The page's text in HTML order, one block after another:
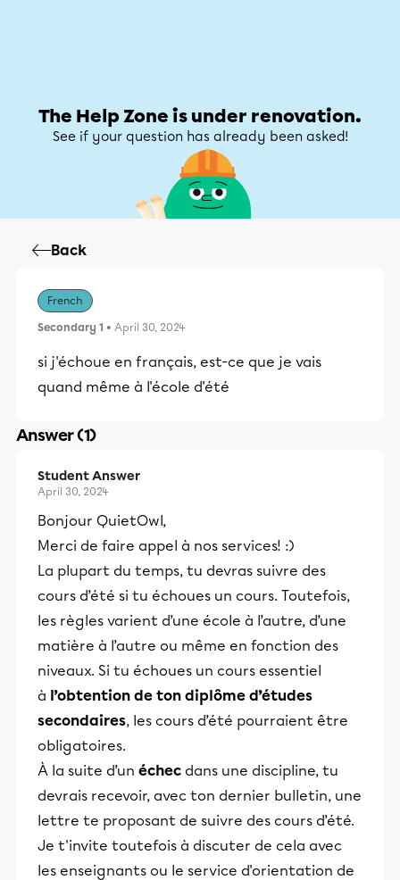
The Help Zone is under renovation.
See if your question has already been asked!
Back
French
Secondary 1 • April 30, 2024
si j'échoue en français, est-ce que je vais
quand même à l'école d'été
Answer (1)
Student Answer
April 30, 2024
Bonjour QuietOwl,
Merci de faire appel à nos services! :)
La plupart du temps, tu devras suivre des
cours d’été si tu échoues un cours. Toutefois,
les règles varient d’une école à l’autre, d’une
matière à l’autre ou même en fonction des
niveaux. Si tu échoues un cours essentiel
à l’obtention de ton diplôme d’études
secondaires, les cours d’été pourraient être
obligatoires.
À la suite d’un échec dans une discipline, tu
devrais recevoir, avec ton dernier bulletin, une
lettre te proposant de suivre des cours d’été.
Je t'invite toutefois à discuter de cela avec
les enseignants ou le service d'orientation de